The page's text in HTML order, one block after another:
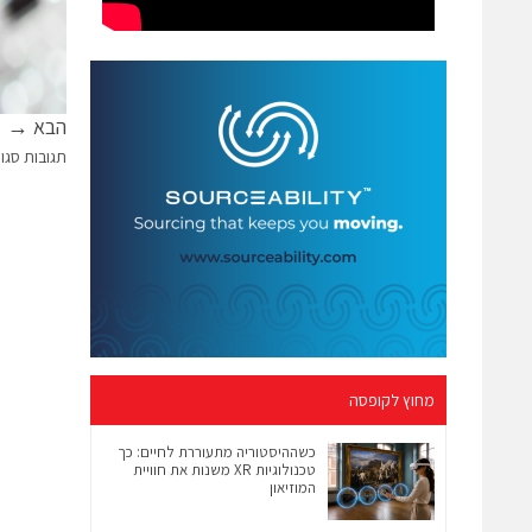
הבא →
תגובות
מחוץ לקופסה
כשההיסטוריה מתעוררת לחיים: כך
טכנולוגיות XR משנות את חוויית
המוזיאון